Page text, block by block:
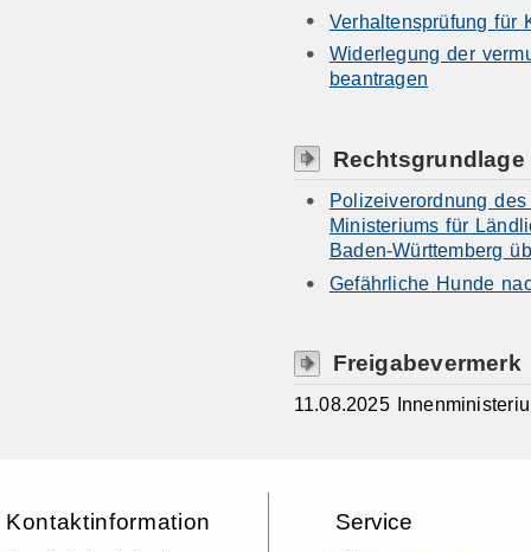
Verhaltensprüfung für
Widerlegung der
beantragen
Rechtsgrundlage
Polizeiverordnung
Ministeriums für
Baden-Württemberg
Gefährliche Hunde
Freigabevermerk
11.08.2025
Kontaktinformation Service